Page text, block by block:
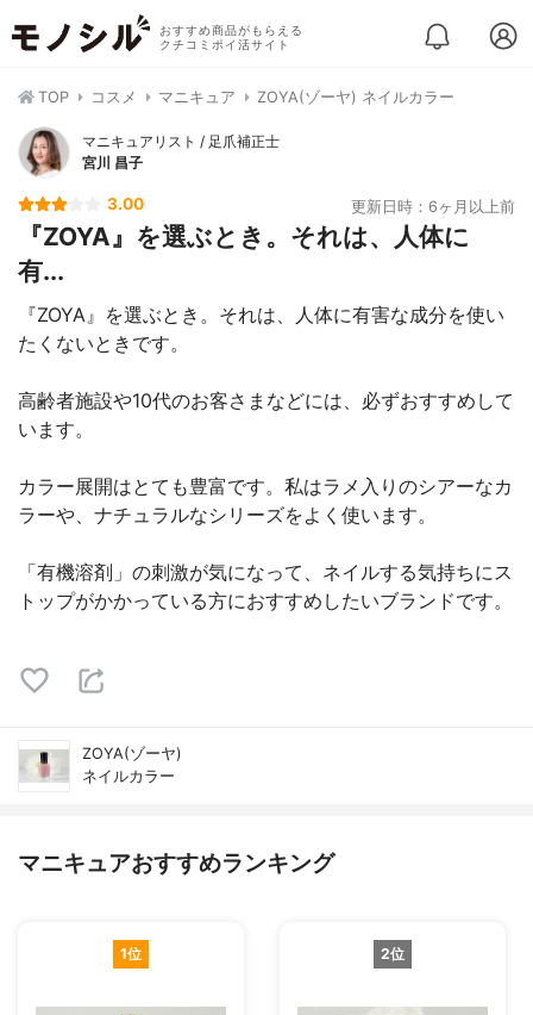
おすすめ商品がもらえる
クチコミポイ活サイト
TOP コスメ マニキュア ZOYA(ゾーヤ) ネイルカラー
マニキュアリスト / 足爪補正士
宮川 昌子
3.00 更新日時：6ヶ月以上前
『ZOYA』を選ぶとき。それは、人体に
有...
『ZOYA』を選ぶとき。それは、人体に有害な成分を使い
たくないときです。
高齢者施設や10代のお客さまなどには、必ずおすすめして
います。
カラー展開はとても豊富です。私はラメ入りのシアーなカ
ラーや、ナチュラルなシリーズをよく使います。
「有機溶剤」の刺激が気になって、ネイルする気持ちにス
トップがかかっている方におすすめしたいブランドです。
ZOYA(ゾーヤ)
ネイルカラー
マニキュアおすすめランキング
1位 2位